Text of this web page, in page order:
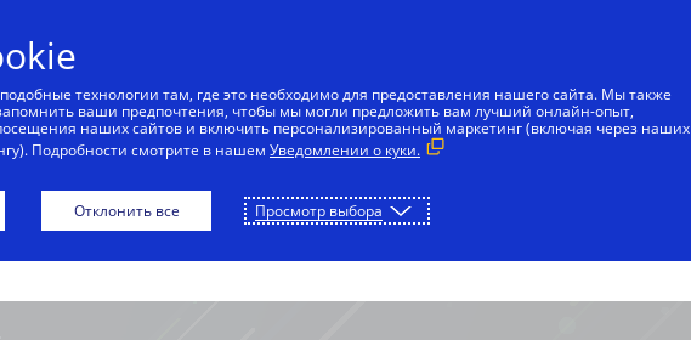
ГЛАВНАЯ
ВОСПРОИЗВЕСТИ
технологии там, где это необходимо для предоставления нашего сайта. Мы также
ваши предпочтения, чтобы мы могли предложить вам лучший онлайн-опыт,
наших сайтов и включить персонализированный маркетинг (включая через наших
Подробности смотрите в нашем Уведомлении о куки.
Отклонить все Просмотр выбора